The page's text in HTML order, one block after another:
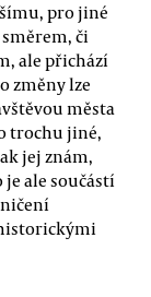
pro jiné
či
ale přichází
změny lze
města
trochu jiné,
jej znám,
ale součástí